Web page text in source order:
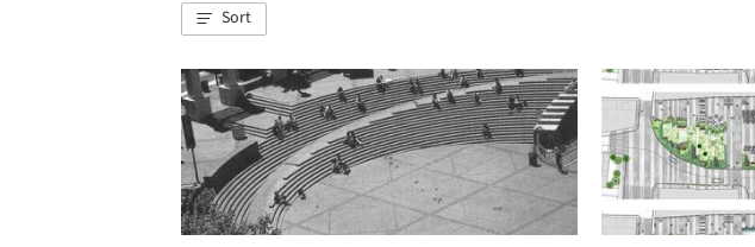
Sort